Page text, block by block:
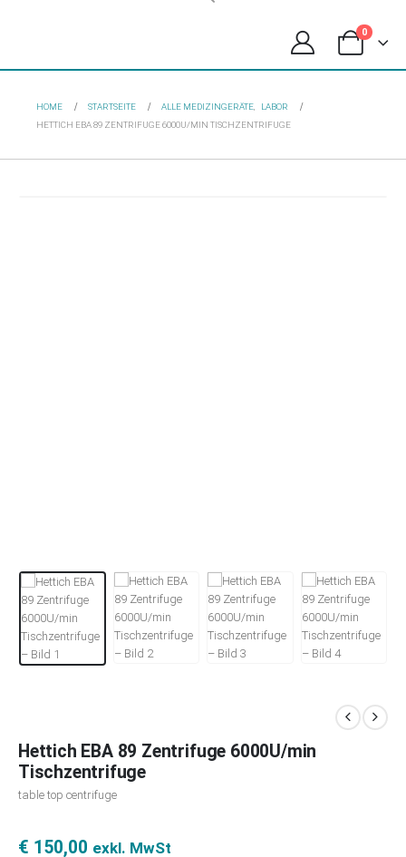
0
HOME STARTSEITE ALLE MEDIZINGERÄTE
LABOR
HETTICH EBA 89 ZENTRIFUGE 6000U/MIN TISCHZENTRIFUGE
Hettich EBA 89 Zentrifuge 6000U/min
Tischzentrifuge
table top centrifuge
€ 150,00 exkl. MwSt